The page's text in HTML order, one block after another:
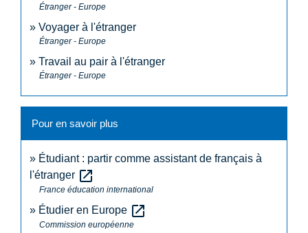
Étranger - Europe
Voyager à l'étranger
Étranger - Europe
Travail au pair à l'étranger
Étranger - Europe
Pour en savoir plus
Étudiant : partir comme assistant de français à
l'étranger open_in_new
France éducation international
Étudier en Europe open_in_new
Commission européenne